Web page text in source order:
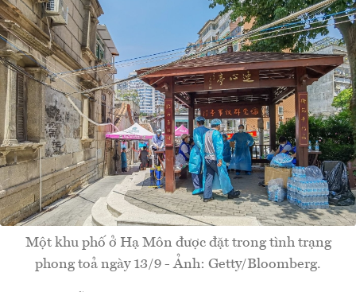
Một khu phố ở Hạ Môn được đặt trong tình trạng
phong toả ngày 13/9 - Ảnh: Getty/Bloomberg.